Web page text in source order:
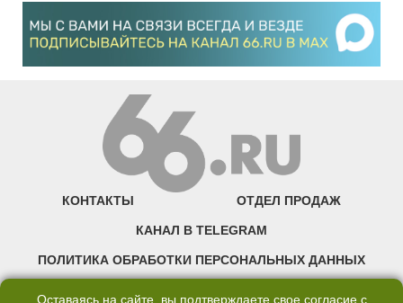
КОНТАКТЫ ОТДЕЛ ПРОДАЖ
КАНАЛ В TELEGRAM
ПОЛИТИКА ОБРАБОТКИ ПЕРСОНАЛЬНЫХ ДАННЫХ
Оставаясь на сайте, вы подтверждаете свое согласие с